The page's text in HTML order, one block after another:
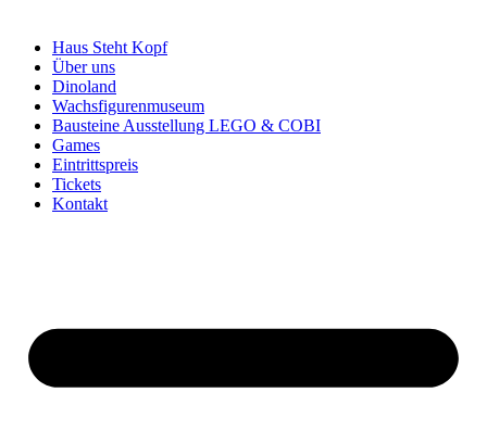
Haus Steht Kopf
Über uns
Dinoland
Wachsfigurenmuseum
Bausteine Ausstellung LEGO & COBI
Games
Eintrittspreis
Tickets
Kontakt